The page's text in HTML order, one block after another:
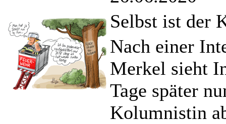
Selbst ist der
Nach einer
Merkel sieht
Tage später
Kolumnistin